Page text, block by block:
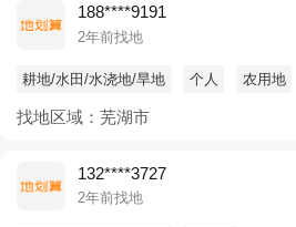
188****9191
2年前找地
耕地/水田/水浇地/旱地 个人 农用地
找地区域：芜湖市
132****3727
2年前找地